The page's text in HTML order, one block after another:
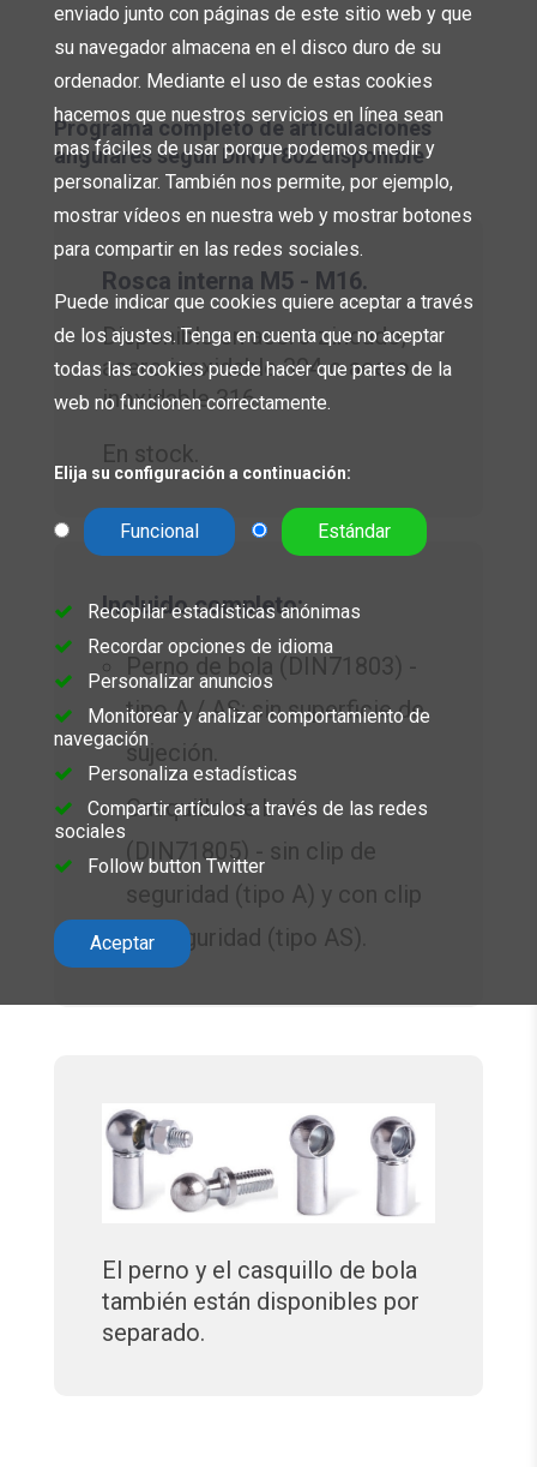
Programa completo de articulaciones
angulares según DIN71802 disponible
Rosca interna M5 - M16.
Disponible en acero zincado,
acero inoxidable 304 o acero
inoxidable 316.
En stock.
Incluido completo:
Perno de bola (DIN71803) -
tipo A / AS: sin superficie de
sujeción.
Casquillo de bola
(DIN71805) - sin clip de
seguridad (tipo A) y con clip
de seguridad (tipo AS).
El perno y el casquillo de bola
también están disponibles por
separado.
enviado junto con páginas de este sitio web y que
su navegador almacena en el disco duro de su
ordenador. Mediante el uso de estas cookies
hacemos que nuestros servicios en línea sean
mas fáciles de usar porque podemos medir y
personalizar. También nos permite, por ejemplo,
mostrar vídeos en nuestra web y mostrar botones
para compartir en las redes sociales.
Puede indicar que cookies quiere aceptar a través
de los ajustes. Tenga en cuenta que no aceptar
todas las cookies puede hacer que partes de la
web no funcionen correctamente.
Elija su configuración a continuación:
Funcional Estándar
Recopilar estadísticas anónimas
Recordar opciones de idioma
Personalizar anuncios
Monitorear y analizar comportamiento de
navegación
Personaliza estadísticas
Compartir artículos a través de las redes
sociales
Follow button Twitter
Aceptar